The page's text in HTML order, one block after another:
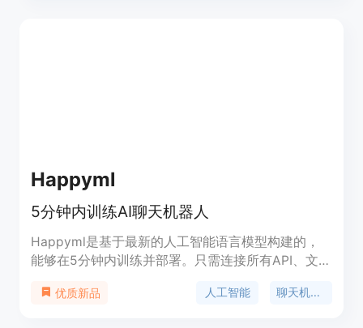
Happyml
5分钟内训练AI聊天机器人
Happyml是基于最新的人工智能语言模型构建的，
能够在5分钟内训练并部署。只需连接所有API、文件
入，无需信用卡。
优质新品 人工智能 聊天机器人